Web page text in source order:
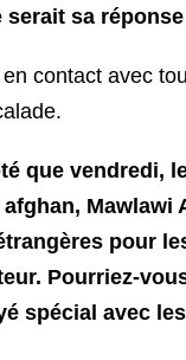
serait sa
contact avec
que vendredi,
Mawlawi
pour
Pourriez-
spécial avec